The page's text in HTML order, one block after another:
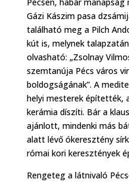
Gázi Kászim pasa
található meg a Pilch
kút is, melynek
olvasható: „Zsolnay
szemtanúja Pécs város
boldogságának”. A
helyi mesterek építették,
kerámia díszíti. Bár a
ajánlott, mindenki más
alatt lévő ókeresztény
római kori keresztények
Rengeteg a látnivaló